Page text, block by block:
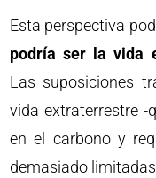
Esta perspectiva
podría ser la vida
Las suposiciones
vida extraterrestre -
en el carbono y
demasiado